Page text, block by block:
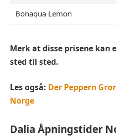
Bonaqua Lemon
Merk at disse prisene kan
sted til sted.
Les også: Der Peppern
Norge
Dalia Åpningstider